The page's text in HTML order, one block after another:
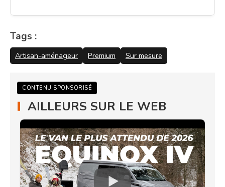
Tags :
Artisan-aménageur Premium Sur mesure
CONTENU SPONSORISÉ
AILLEURS SUR LE WEB